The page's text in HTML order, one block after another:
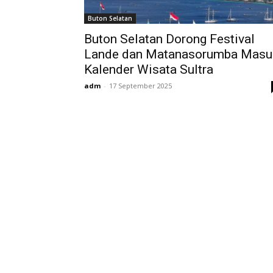
Tentang Kami
Media Siber
Buton Selatan
Buton Selatan Dorong Festival
Lande dan Matanasorumba
Kalender Wisata Sultra
adm - 17 September 2025